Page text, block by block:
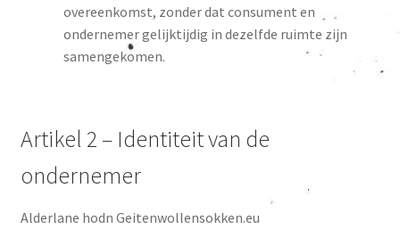
overeenkomst, zonder dat consument en
ondernemer gelijktijdig in dezelfde ruimte zijn
samengekomen.
Artikel 2 – Identiteit van de
ondernemer
Alderlane hodn Geitenwollensokken.eu